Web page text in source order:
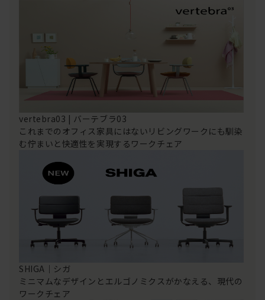
vertebra03 | バーテブラ03
これまでのオフィス家具にはないリビングワークにも馴染
む佇まいと快適性を実現するワークチェア
SHIGA｜シガ
ミニマムなデザインとエルゴノミクスがかなえる、現代の
ワークチェア